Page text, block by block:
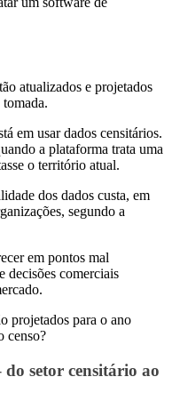
atualizados e projetados
em usar dados censitários.
a plataforma trata uma
o território atual.
dos dados custa, em
segundo a
em pontos mal
decisões comerciais
projetados para o ano
censo?
setor censitário ao